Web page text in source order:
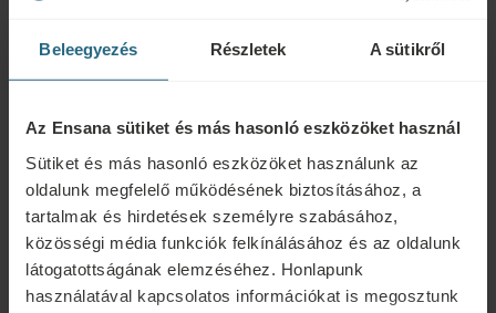
Beleegyezés Részletek A sütikről
Az Ensana sütiket és más hasonló eszközöket használ
Sütiket és más hasonló eszközöket használunk az
oldalunk megfelelő működésének biztosításához, a
tartalmak és hirdetések személyre szabásához,
közösségi média funkciók felkínálásához és az oldalunk
látogatottságának elemzéséhez. Honlapunk
használatával kapcsolatos információkat is megosztunk
Ensana szállodáinkkal vagy szolgáltatásainkkal kapcsolatos kérdéseivel
kérdésekért és válaszokért kattintson ide.
ÍRJON NEKÜNK
Foglalás